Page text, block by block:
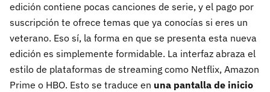
edición contiene pocas canciones de serie, y el pago por
suscripción te ofrece temas que ya conocías si eres un
veterano. Eso sí, la forma en que se presenta esta nueva
edición es simplemente formidable. La interfaz abraza el
estilo de plataformas de streaming como Netflix, Amazon
Prime o HBO. Esto se traduce en una pantalla de inicio